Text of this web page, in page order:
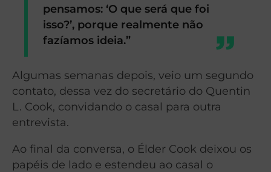
pensamos: ‘O que será que foi
isso?’, porque realmente não
fazíamos ideia.”
Algumas semanas depois, veio um segundo
contato, dessa vez do secretário do Quentin
L. Cook, convidando o casal para outra
entrevista.
Ao final da conversa, o Élder Cook deixou os
papéis de lado e estendeu ao casal o